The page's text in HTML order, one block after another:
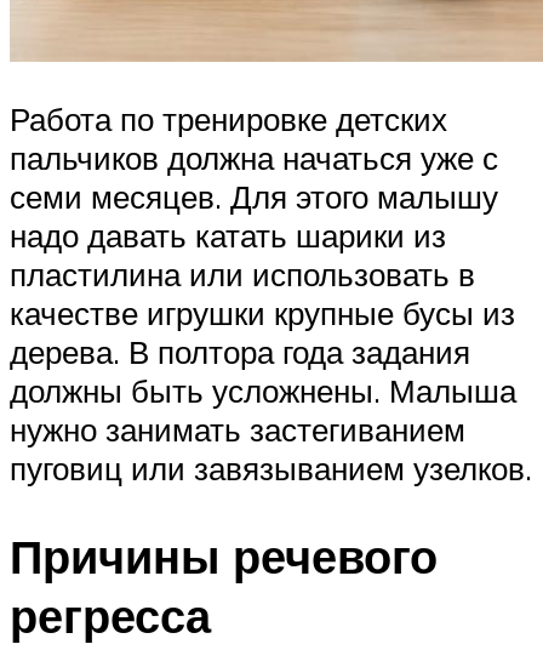
Работа по тренировке детских
пальчиков должна начаться уже с
семи месяцев. Для этого малышу
надо давать катать шарики из
пластилина или использовать в
качестве игрушки крупные бусы из
дерева. В полтора года задания
должны быть усложнены. Малыша
нужно занимать застегиванием
пуговиц или завязыванием узелков.
Причины речевого
регресса